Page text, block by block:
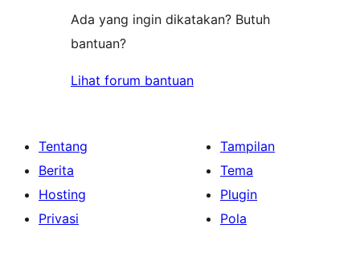
Ada yang ingin dikatakan? Butuh
bantuan?
Lihat forum bantuan
Tentang
Berita
Hosting
Privasi
Tampilan
Tema
Plugin
Pola